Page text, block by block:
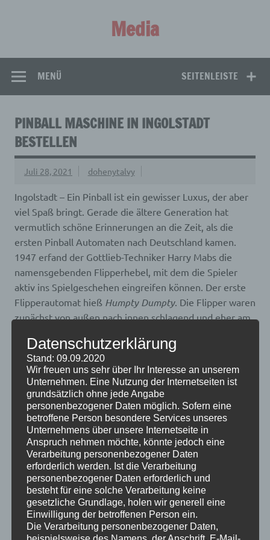
Media
SEITENLEISTE
MENÜ
PINBALL MASCHINE IN INGOLSTADT
BESTELLEN
Juli 28, 2021 dohenytalvy
Ingolstadt – Ein Pinball ist ein gewisser Luxus, der aber
viel Spaß bringt. Gerade die ältere Generation hat
vermutlich schöne Erinnerungen an die Zeit, als die
ersten Pinball Automaten nach Deutschland kamen.
1947 erfand der Gottlieb-Techniker Harry Mabs die
namensgebenden Flipperhebel, mit dem die Spieler
aktiv ins Spielgeschehen eingreifen können. Der erste
Flipperautomat hieß Humpty Dumpty. Die Flipper waren
zunächst von außen nach innen schlagend und eher am
beliebtere Lösung erfolgte erst einige Jahre später. Um
1950 war der Markt nach einem anfänglichen Boom mit
den neuartigen Flipperautomaten gesättigt und die
meisten Hersteller zogen sich vorerst zurück. Während
der 1950er Jahre teilten sich nahezu ausschließlich
Gottlieb und Williams den Weltmarkt. Bally und CDI
stellten nur vereinzelt neue Flipper vor.The Munsters
Premium Pinball
Stranger Things Premium Pinball – Flipper
Avengers: Infinity Quest Premium Pinball
1954 erfolgte die Einführung von mechanischen
Rollenzählwerken und Geräten nicht nur für einen,
Datenschutzerklärung
Stand: 09.09.2020
Wir freuen uns sehr über Ihr Interesse an unserem
Unternehmen. Eine Nutzung der Internetseiten ist
grundsätzlich ohne jede Angabe
personenbezogener Daten möglich. Sofern eine
betroffene Person besondere Services unseres
Unternehmens über unsere Internetseite in
Anspruch nehmen möchte, könnte jedoch eine
Verarbeitung personenbezogener Daten
erforderlich werden. Ist die Verarbeitung
personenbezogener Daten erforderlich und
besteht für eine solche Verarbeitung keine
gesetzliche Grundlage, holen wir generell eine
Einwilligung der betroffenen Person ein.
Die Verarbeitung personenbezogener Daten,